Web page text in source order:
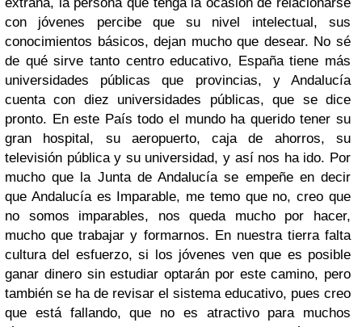
con jóvenes percibe que su nivel intelectual, sus
conocimientos básicos, dejan mucho que desear. No sé
de qué sirve tanto centro educativo, España tiene más
universidades públicas que provincias, y Andalucía
cuenta con diez universidades públicas, que se dice
pronto. En este País todo el mundo ha querido tener su
gran hospital, su aeropuerto, caja de ahorros, su
televisión pública y su universidad, y así nos ha ido. Por
mucho que la Junta de Andalucía se empeñe en decir
que Andalucía es Imparable, me temo que no, creo que
no somos imparables, nos queda mucho por hacer,
mucho que trabajar y formarnos. En nuestra tierra falta
cultura del esfuerzo, si los jóvenes ven que es posible
ganar dinero sin estudiar optarán por este camino, pero
también se ha de revisar el sistema educativo, pues creo
que está fallando, que no es atractivo para muchos